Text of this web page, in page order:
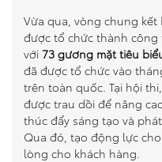
Vừa qua, vòng chung kết
được tổ chức thành công
với 73 gương mặt tiêu
đã được tổ chức vào
trên toàn quốc. Tại hội
được trau dồi để nâng
thúc đẩy sáng tạo và
Qua đó, tạo động lực
lòng cho khách hàng.